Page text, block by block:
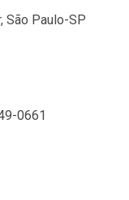
São Paulo-SP
0661